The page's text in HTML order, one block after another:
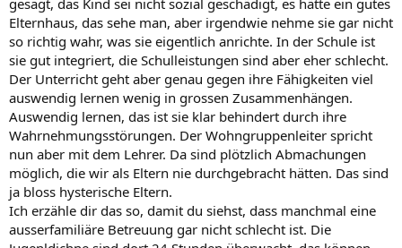
Elternhaus, das sehe man, aber irgendwie nehme sie gar nicht
so richtig wahr, was sie eigentlich anrichte. In der Schule ist
sie gut integriert, die Schulleistungen sind aber eher schlecht.
Der Unterricht geht aber genau gegen ihre Fähigkeiten viel
auswendig lernen wenig in grossen Zusammenhängen.
Auswendig lernen, das ist sie klar behindert durch ihre
Wahrnehmungsstörungen. Der Wohngruppenleiter spricht
nun aber mit dem Lehrer. Da sind plötzlich Abmachungen
möglich, die wir als Eltern nie durchgebracht hätten. Das sind
ja bloss hysterische Eltern.
Ich erzähle dir das so, damit du siehst, dass manchmal eine
ausserfamiliäre Betreuung gar nicht schlecht ist. Die